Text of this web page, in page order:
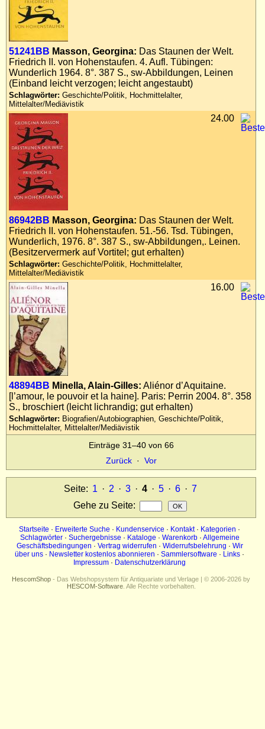
51241BB Masson, Georgina: Das Staunen der Welt.
Friedrich II. von Hohenstaufen. 4. Aufl. Tübingen:
Wunderlich 1964. 8°. 387 S., sw-Abbildungen, Leinen
(Einband leicht verzogen; leicht angestaubt)
Schlagwörter: Geschichte/Politik, Hochmittelalter,
Mittelalter/Mediävistik
86942BB Masson, Georgina: Das Staunen der Welt.
Friedrich II. von Hohenstaufen. 51.-56. Tsd. Tübingen,
Wunderlich, 1976. 8°. 387 S., sw-Abbildungen,. Leinen.
(Besitzervermerk auf Vortitel; gut erhalten)
Schlagwörter: Geschichte/Politik, Hochmittelalter,
Mittelalter/Mediävistik
24.00
48894BB Minella, Alain-Gilles: Aliénor d’Aquitaine.
[l’amour, le pouvoir et la haine]. Paris: Perrin 2004. 8°. 358
S., broschiert (leicht lichrandig; gut erhalten)
Schlagwörter: Biografien/Autobiographien, Geschichte/Politik,
Hochmittelalter, Mittelalter/Mediävistik
16.00
Einträge 31–40 von 66
Zurück · Vor
Seite: 1 · 2 · 3 · 4 · 5 · 6 · 7
Gehe zu Seite:
Startseite · Erweiterte Suche · Kundenservice · Kontakt· Kategorien ·
Schlagwörter· Suchergebnisse · Kataloge · Warenkorb· Allgemeine
Geschäftsbedingungen · Vertrag widerrufen · Widerrufsbelehrung · Wir
über uns · Newsletter kostenlos abonnieren · Sammlersoftware · Links ·
Impressum · Datenschutzerklärung
HescomShop - Das Webshopsystem für Antiquariate und Verlage | © 2006-2026 by
HESCOM-Software. Alle Rechte vorbehalten.